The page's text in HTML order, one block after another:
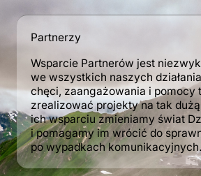
Partnerzy
Wsparcie Partnerów jest
we wszystkich naszych
chęci, zaangażowania i pomocy
zrealizować projekty na tak
ich wsparciu zmieniamy świat
i pomagamy im wrócić do
po wypadkach komunikacyjnych.